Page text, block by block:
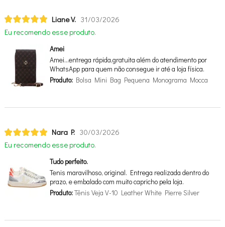
Liane V. 31/03/2026
Eu recomendo esse produto.
Amei
Amei…entrega rápida,gratuita além do atendimento por
WhatsApp para quem não consegue ir até a loja física.
Produto:Bolsa Mini Bag Pequena Monograma Mocca
Nara P. 30/03/2026
Eu recomendo esse produto.
Tudo perfeito.
Tenis maravilhoso, original. Entrega realizada dentro do
prazo, e embalado com muito capricho pela loja.
Produto:Tênis Veja V-10 Leather White Pierre Silver